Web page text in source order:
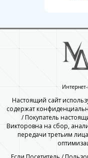
Настоящий сайт
содержат
/ Покупатель
Викторовна на сбор,
передачи третьим